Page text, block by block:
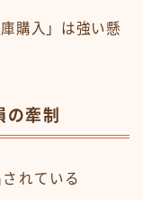
購入」は強い懸
牽制
れている